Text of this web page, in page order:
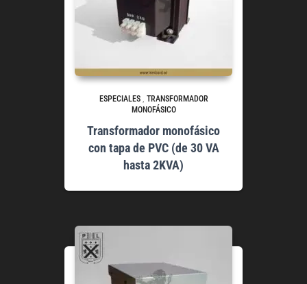
ESPECIALES, TRANSFORMADOR
MONOFÁSICO
Transformador monofásico
con tapa de PVC (de 30 VA
hasta 2KVA)